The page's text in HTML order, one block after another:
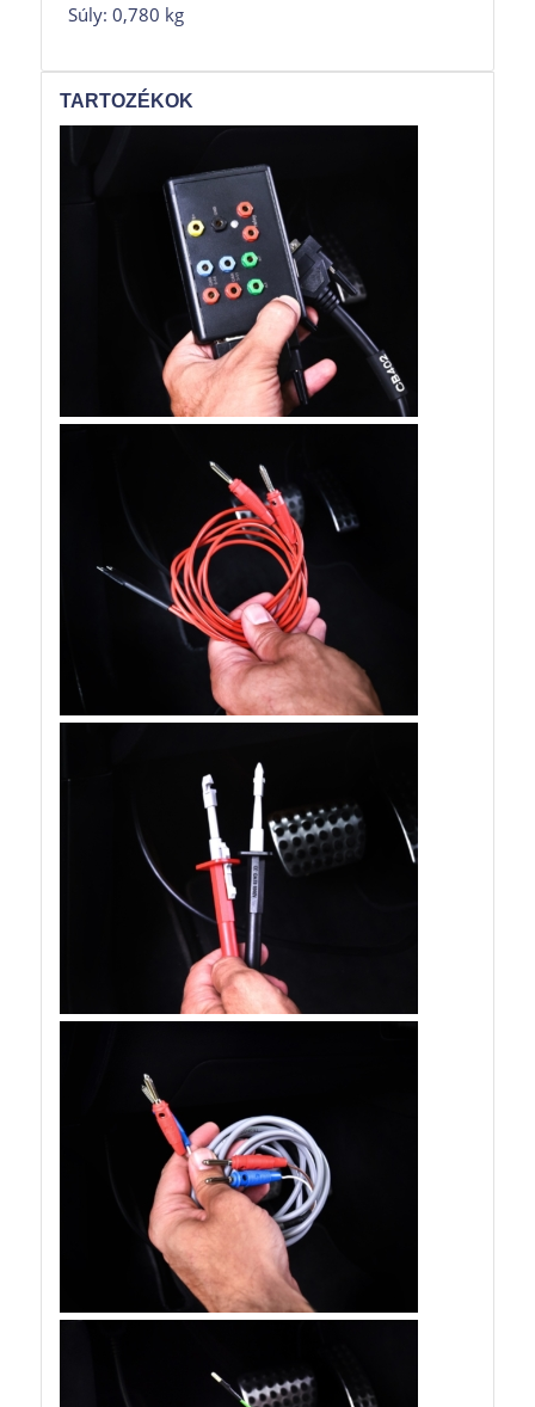
Súly: 0,780 kg
TARTOZÉKOK